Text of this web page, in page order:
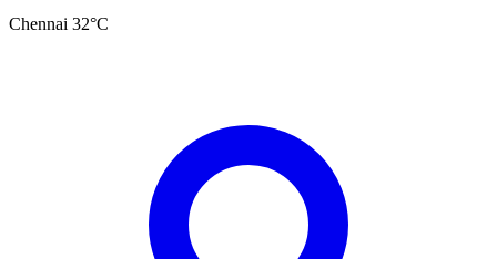
Chennai 32°C